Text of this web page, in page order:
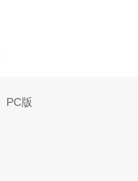
PC版